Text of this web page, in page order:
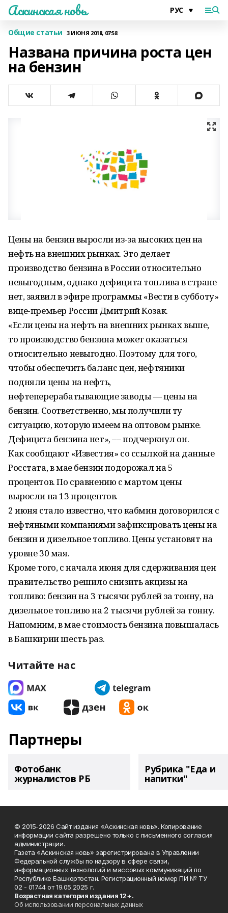
Аскинская новь
Общие статьи 3 ИЮНЯ 2018, 07:58
Названа причина роста цен
на бензин
Цены на бензин выросли из-за высоких цен на
нефть на внешних рынках. Это делает
производство бензина в России относительно
невыгодным, однако дефицита топлива в стране
нет, заявил в эфире программы «Вести в субботу»
вице-премьер России Дмитрий Козак.
«Если цены на нефть на внешних рынках выше,
то производство бензина может оказаться
относительно невыгодно. Поэтому для того,
чтобы обеспечить баланс цен, нефтяники
подняли цены на нефть,
нефтеперерабатывающие заводы — цены на
бензин. Соответственно, мы получили ту
ситуацию, которую имеем на оптовом рынке.
Дефицита бензина нет», –– подчеркнул он.
Как сообщают «Известия» со ссылкой на данные
Росстата, в мае бензин подорожал на 5
процентов. По сравнению с мартом цены
выросли на 13 процентов.
2 июня стало известно, что кабмин договорился с
нефтяными компаниями зафиксировать цены на
бензин и дизельное топливо. Цены установят на
уровне 30 мая.
Кроме того, с начала июня для сдерживания цен
правительство решило снизить акцизы на
топливо: бензин на 3 тысячи рублей за тонну, на
дизельное топливо на 2 тысячи рублей за тонну.
Напомним, в мае стоимость бензина повышалась
в Башкирии шесть раз.
Читайте нас
Партнеры
Фотобанк
журналистов РБ
Рубрика "Еда и
напитки"
© 2015-2026 Сайт издания «Аскинская новь». Копирование
информации сайта разрешено только с письменного согласия
администрации.
Газета «Аскинская новь» зарегистрирована в Управлении
Федеральной службы по надзору в сфере связи,
информационных технологий и массовых коммуникаций по
Республике Башкортостан. Регистрационный номер ПИ № ТУ
02 - 01744 от 19.05.2025 г.
Возрастная категория издания 12+.
Об использовании персональных данных